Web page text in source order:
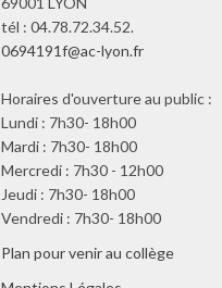
tél : 04.78.72.34.52.
0694191f@ac-lyon.fr
Horaires d'ouverture au public :
Lundi : 7h30- 18h00
Mardi : 7h30- 18h00
Mercredi : 7h30 - 12h00
Jeudi : 7h30- 18h00
Vendredi : 7h30- 18h00
Plan pour venir au collège